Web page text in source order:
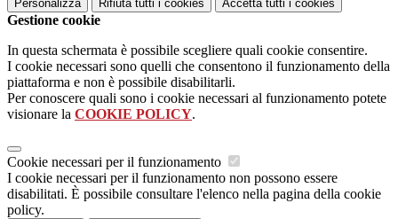
Personalizza Rifiuta tutti i cookies Accetta tutti i cookies
Gestione cookie
In questa schermata è possibile scegliere quali cookie consentire.
I cookie necessari sono quelli che consentono il funzionamento della
piattaforma e non è possibile disabilitarli.
Per conoscere quali sono i cookie necessari al funzionamento potete
visionare la COOKIE POLICY.
Cookie necessari per il funzionamento
I cookie necessari per il funzionamento non possono essere
disabilitati. È possibile consultare l'elenco nella pagina della cookie
policy.